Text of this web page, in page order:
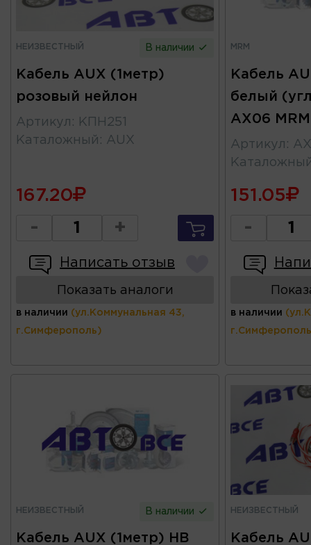
НЕИЗВЕСТНЫЙ В наличии
Кабель AUX (1метр)
розовый нейлон
Артикул :
КПН251
Каталожный : AUX
167.20
- +
Написать отзыв
Показать аналоги
в наличии (ул.Коммунальная 43,
г.Симферополь)
MRM
Кабель
белый
AX06 MRM
Артикул :
151.05
-
в наличии
НЕИЗВЕСТНЫЙ В наличии
Кабель AUX (1метр) HB
НЕИЗВЕСТНЫЙ
Кабель